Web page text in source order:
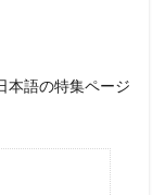
本語の特集ページ